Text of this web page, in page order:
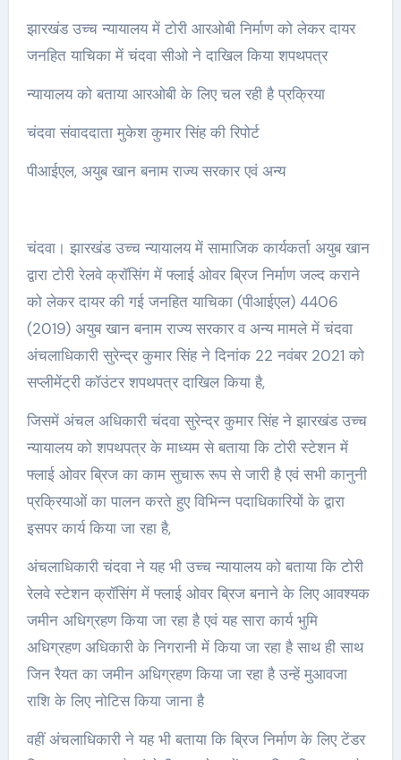
झारखंड उच्च न्यायालय में टोरी आरओबी निर्माण को लेकर दायर
जनहित याचिका में चंदवा सीओ ने दाखिल किया शपथपत्र
न्यायालय को बताया आरओबी के लिए चल रही है प्रक्रिया
चंदवा संवाददाता मुकेश कुमार सिंह की रिपोर्ट
पीआईएल, अयुब खान बनाम राज्य सरकार एवं अन्य
चंदवा। झारखंड उच्च न्यायालय में सामाजिक कार्यकर्ता अयुब खान
द्वारा टोरी रेलवे क्रॉसिंग में फ्लाई ओवर ब्रिज निर्माण जल्द कराने
को लेकर दायर की गई जनहित याचिका (पीआईएल) 4406
(2019) अयुब खान बनाम राज्य सरकार व अन्य मामले में चंदवा
अंचलाधिकारी सुरेन्द्र कुमार सिंह ने दिनांक 22 नवंबर 2021 को
सप्लीमेंट्री कॉउंटर शपथपत्र दाखिल किया है,
जिसमें अंचल अधिकारी चंदवा सुरेन्द्र कुमार सिंह ने झारखंड उच्च
न्यायालय को शपथपत्र के माध्यम से बताया कि टोरी स्टेशन में
फ्लाई ओवर ब्रिज का काम सुचारू रूप से जारी है एवं सभी कानुनी
प्रक्रियाओं का पालन करते हुए विभिन्न पदाधिकारियों के द्वारा
इसपर कार्य किया जा रहा है,
अंचलाधिकारी चंदवा ने यह भी उच्च न्यायालय को बताया कि टोरी
रेलवे स्टेशन क्रॉसिंग में फ्लाई ओवर ब्रिज बनाने के लिए आवश्यक
जमीन अधिग्रहण किया जा रहा है एवं यह सारा कार्य भुमि
अधिग्रहण अधिकारी के निगरानी में किया जा रहा है साथ ही साथ
जिन रैयत का जमीन अधिग्रहण किया जा रहा है उन्हें मुआवजा
राशि के लिए नोटिस किया जाना है
वहीं अंचलाधिकारी ने यह भी बताया कि ब्रिज निर्माण के लिए टेंडर